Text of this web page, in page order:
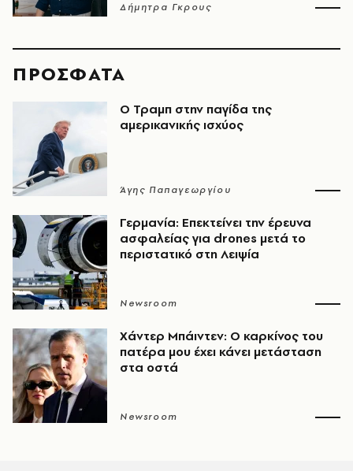
Δήμητρα Γκρους
ΠΡΟΣΦΑΤΑ
Ο Τραμπ στην παγίδα της
αμερικανικής ισχύος
Άγης Παπαγεωργίου
Γερμανία: Επεκτείνει την έρευνα
ασφαλείας για drones μετά το
περιστατικό στη Λειψία
Newsroom
Χάντερ Μπάιντεν: Ο καρκίνος του
πατέρα μου έχει κάνει μετάσταση
στα οστά
Newsroom